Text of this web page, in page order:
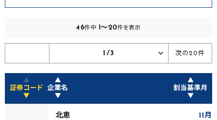
46件中 1～20件を表示
1/3 次の20件
▲
証券コード
▼
▲
企業名
▼
▲
割当基準月
▼
北恵 11月